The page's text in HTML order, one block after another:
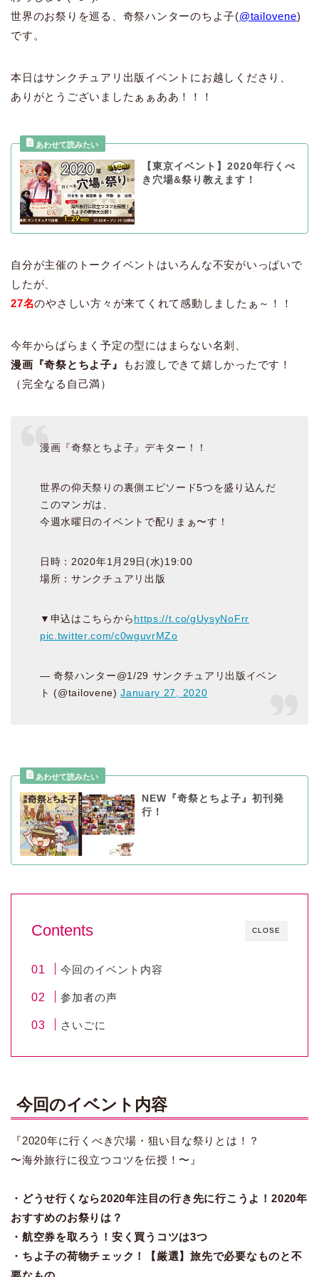
世界のお祭りを巡る、奇祭ハンターのちよ子(@tailovene)
です。
本日はサンクチュアリ出版イベントにお越しくださり、
ありがとうございましたぁぁああ！！！
【東京イベント】2020年行くべ
き穴場&祭り教えます！
自分が主催のトークイベントはいろんな不安がいっぱいで
したが、
27名のやさしい方々が来てくれて感動しましたぁ～！！
今年からばらまく予定の型にはまらない名刺、
漫画『奇祭とちよ子』
もお渡しできて嬉しかったです！
（完全なる自己満）
漫画『奇祭とちよ子』デキター！！
世界の仰天祭りの裏側エピソード5つを盛り込んだ
このマンガは、
今週水曜日のイベントで配りまぁ〜す！
日時：2020年1月29日(水)19:00
場所：サンクチュアリ出版
▼申込はこちらから https://t.co/gUysyNoFrr
pic.twitter.com/c0wguvrMZo
— 奇祭ハンター@1/29 サンクチュアリ出版イベン
ト (@tailovene)January 27, 2020
NEW『奇祭とちよ子』初刊発
行！
CLOSE
Contents
今回のイベント内容
参加者の声
さいごに
今回のイベント内容
『2020年に行くべき穴場・狙い目な祭りとは！？
〜海外旅行に役立つコツを伝授！〜』
・どうせ行くなら2020年注目の行き先に行こうよ！2020年
おすすめのお祭りは？
・航空券を取ろう！安く買うコツは3つ
・ちよ子の荷物チェック！【厳選】旅先で必要なものと不